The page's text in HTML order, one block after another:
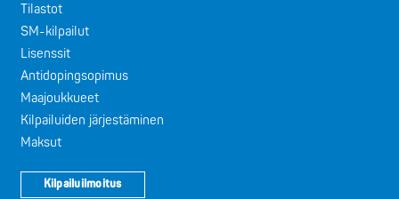
Tilastot
SM-kilpailut
Lisenssit
Antidopingsopimus
Maajoukkueet
Kilpailuiden järjestäminen
Maksut
Kilpailuilmoitus